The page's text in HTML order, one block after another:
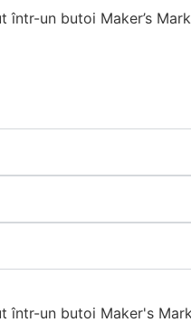
un butoi Maker’s
un butoi Maker's